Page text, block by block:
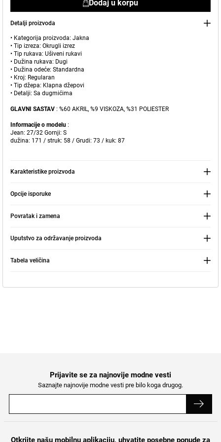
Dodaj u korpu
Detalji proizvoda
• Kategorija proizvoda: Jakna
• Tip izreza: Okrugli izrez
• Tip rukava: Ušiveni rukavi
• Dužina rukava: Dugi
• Dužina odeće: Standardna
• Kroj: Regularan
• Tip džepa: Klapna džepovi
• Detalji: Sa dugmićima
GLAVNI SASTAV : %60 AKRIL, %9 VISKOZA, %31 POLIESTER
Informacije o modelu :
Jean: 27/32 Gornji: S
dužina: 171 / struk: 58 / Grudi: 73 / kuk: 87
Karakteristike proizvoda
Opcije isporuke
Povratak i zamena
Uputstvo za održavanje proizvoda
Tabela veličina
Prijavite se za najnovije modne vesti
Saznajte najnovije modne vesti pre bilo koga drugog.
Otkrijte našu mobilnu aplikaciju, uhvatite posebne ponude za
Naše prodavnice
Možete doći do prodavnice KOTON koju tražite odabirom
informacija o državi i gradu.
Odaberite Zemlju
Pretraga
lageru, poslaćemo a obaveštenje
Dodato u korpu
Nastavite kupovinu